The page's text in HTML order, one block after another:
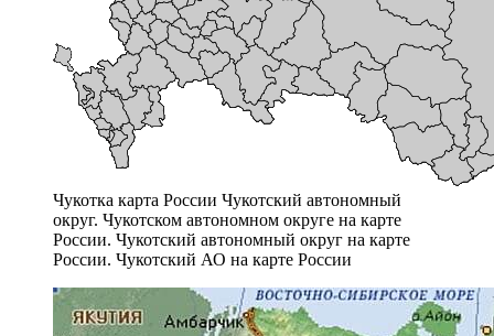
Чукотка карта России Чукотский автономный
округ. Чукотском автономном округе на карте
России. Чукотский автономный округ на карте
России. Чукотский АО на карте России